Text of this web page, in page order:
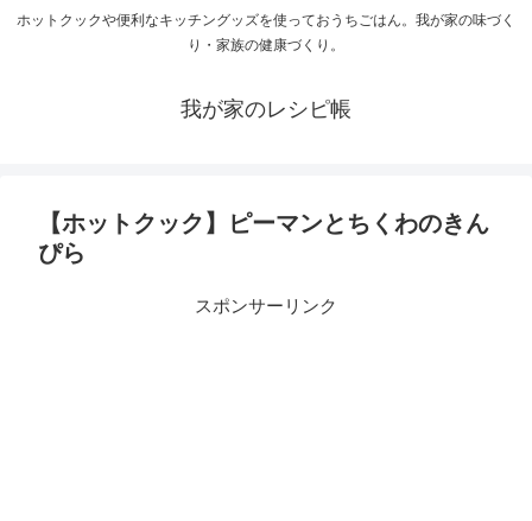
ホットクックや便利なキッチングッズを使っておうちごはん。我が家の味づく
り・家族の健康づくり。
我が家のレシピ帳
【ホットクック】ピーマンとちくわのきん
ぴら
スポンサーリンク